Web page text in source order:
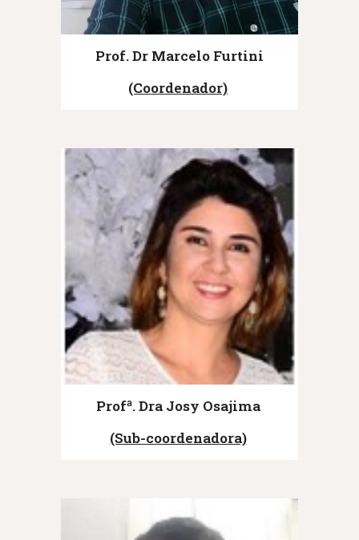
Prof. Dr Marcelo Furtini
(Coordenador)
Profª. Dra Josy Osajima
(Sub-coordenadora)